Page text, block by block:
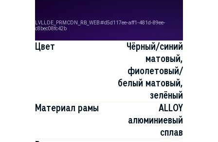
Цвет
Чёрный/синий
матовый,
фиолетовый/
белый матовый,
зелёный
Материал рамы
ALLOY
алюминиевый
сплав